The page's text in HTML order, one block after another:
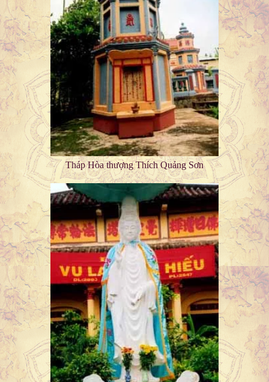
Tháp Hòa thượng Thích Quảng Sơn